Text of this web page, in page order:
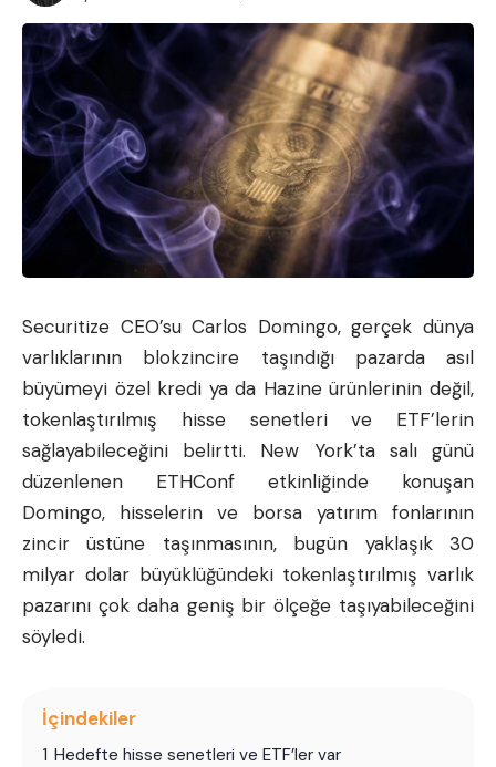
Securitize CEO’su Carlos Domingo, gerçek dünya
varlıklarının blokzincire taşındığı pazarda asıl
büyümeyi özel kredi ya da Hazine ürünlerinin değil,
tokenlaştırılmış hisse senetleri ve ETF’lerin
sağlayabileceğini belirtti. New York’ta salı günü
düzenlenen ETHConf etkinliğinde konuşan
Domingo, hisselerin ve borsa yatırım fonlarının
zincir üstüne taşınmasının, bugün yaklaşık 30
milyar dolar büyüklüğündeki tokenlaştırılmış varlık
pazarını çok daha geniş bir ölçeğe taşıyabileceğini
söyledi.
İçindekiler
1 Hedefte hisse senetleri ve ETF’ler var